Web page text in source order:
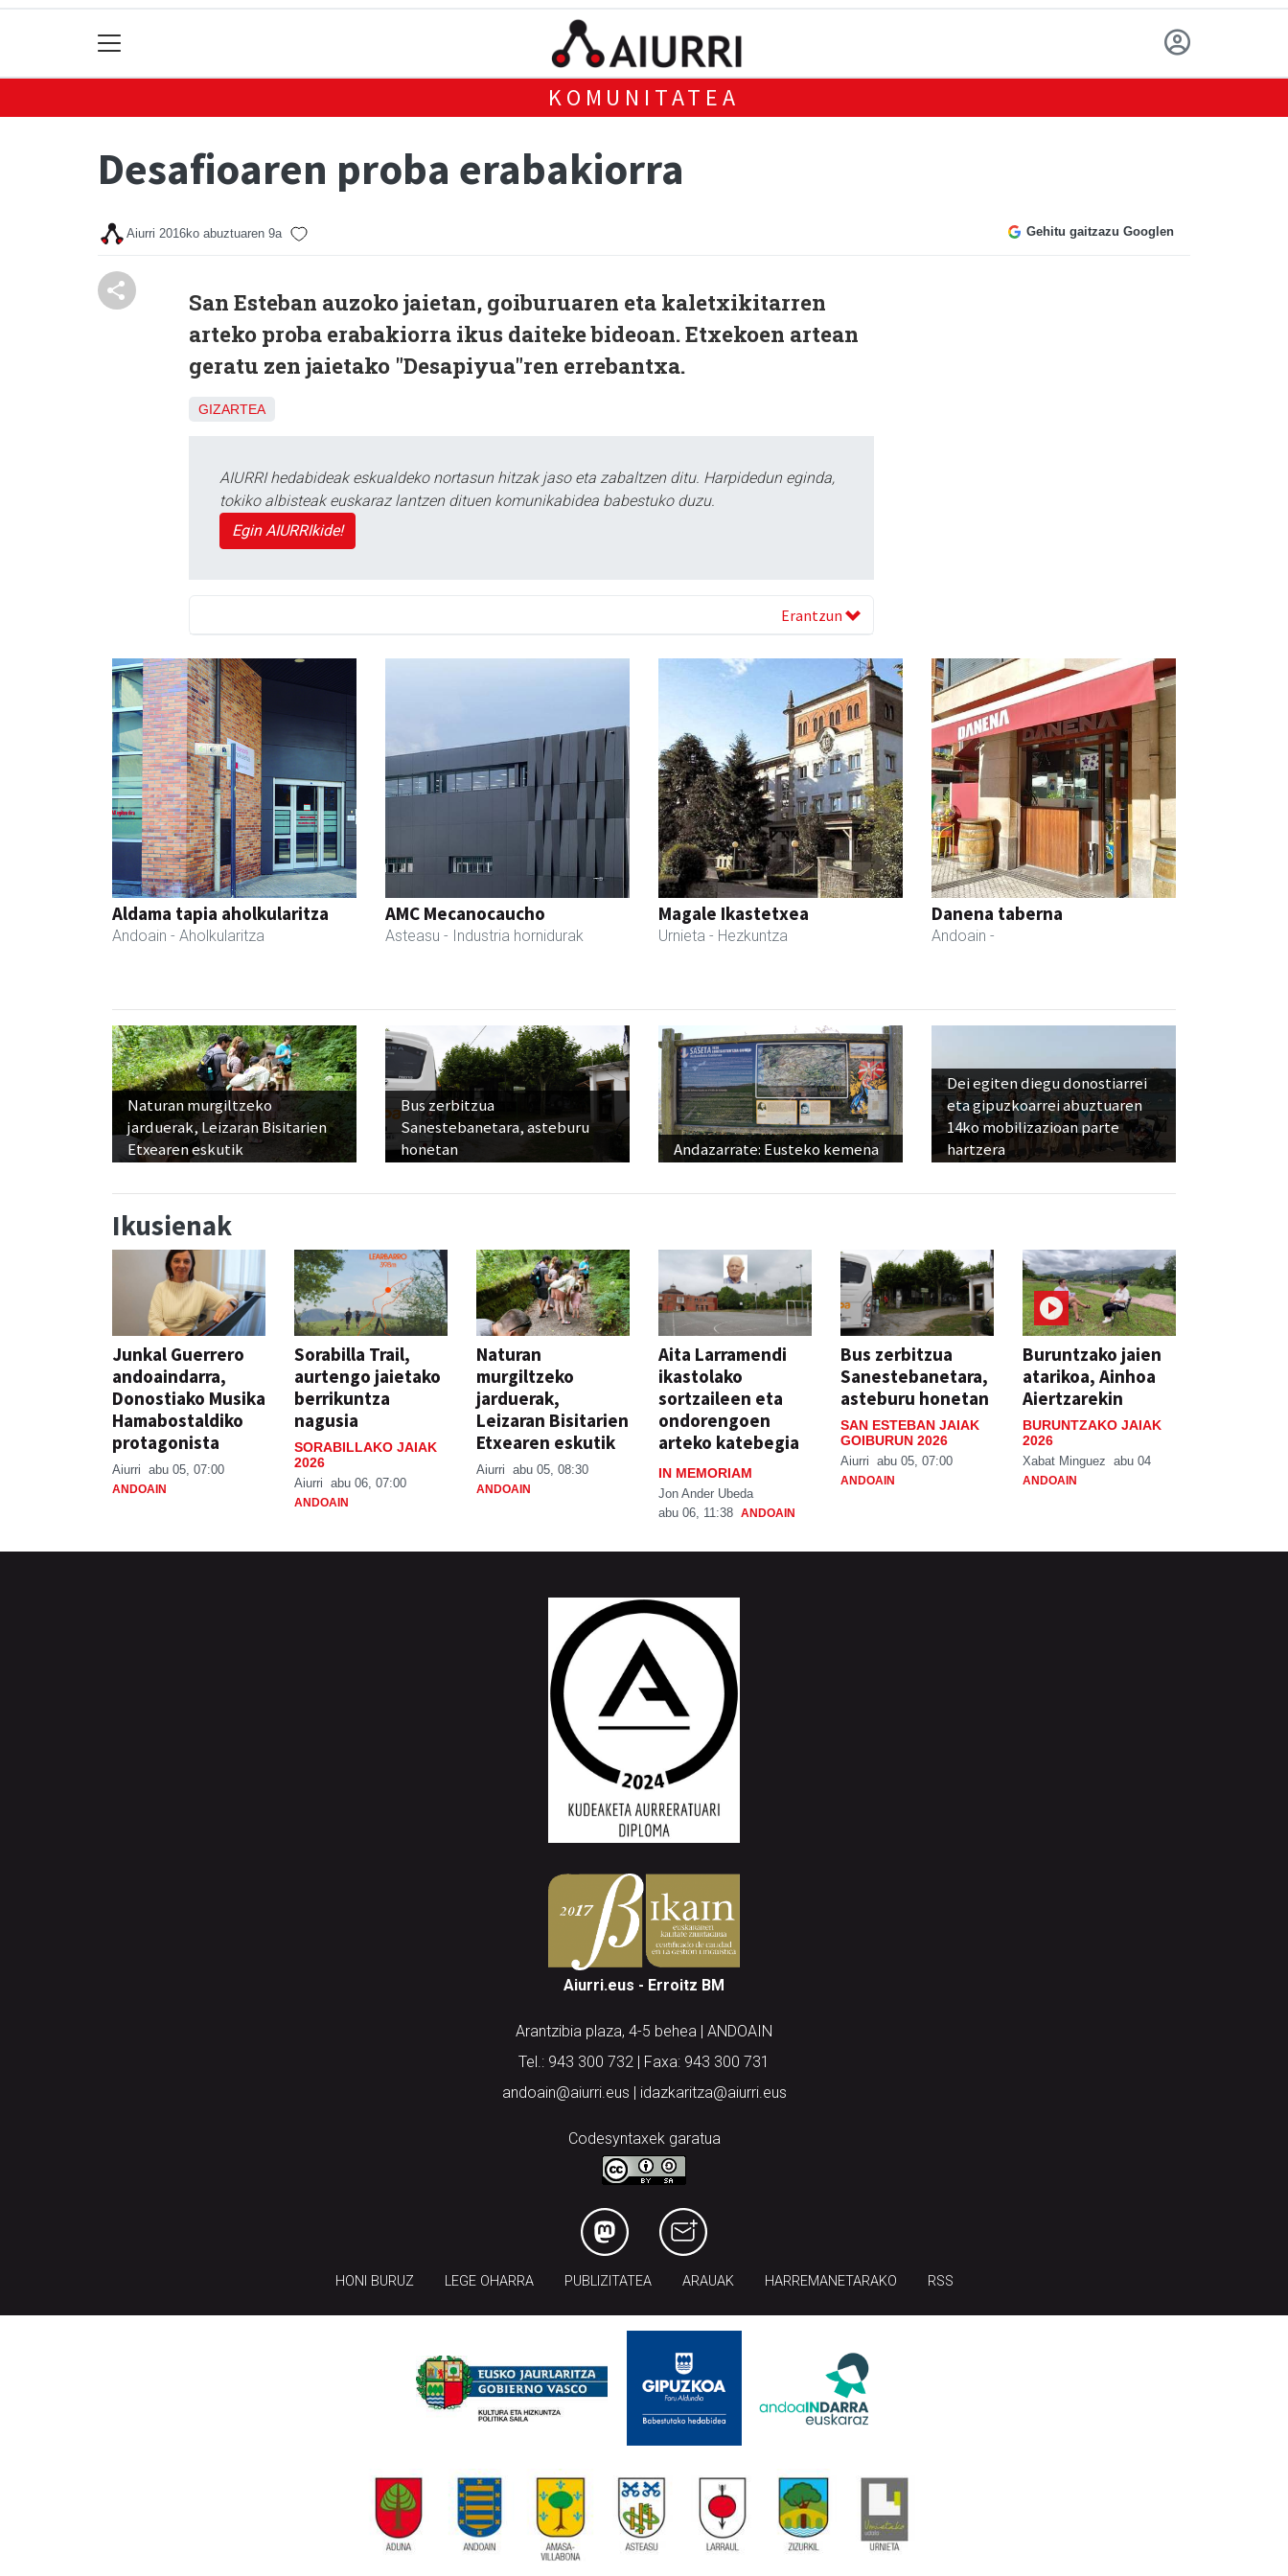
KOMUNITATEA
Desafioaren proba erabakiorra
Aiurri 2016ko abuztuaren 9a Gehitu gaitzazu Googlen
San Esteban auzoko jaietan, goiburuaren eta kaletxikitarren
arteko proba erabakiorra ikus daiteke bideoan. Etxekoen artean
geratu zen jaietako "Desapiyua"ren errebantxa.
GIZARTEA
AIURRI hedabideak eskualdeko nortasun hitzak jaso eta zabaltzen ditu. Harpidedun eginda,
tokiko albisteak euskaraz lantzen dituen komunikabidea babestuko duzu.
Egin AIURRIkide!
Erantzun
Aldama tapia aholkularitza
Andoain - Aholkularitza
AMC Mecanocaucho
Asteasu - Industria hornidurak
Magale Ikastetxea
Urnieta - Hezkuntza
Danena taberna
Andoain -
Naturan murgiltzeko
jarduerak, Leizaran Bisitarien
Etxearen eskutik
Bus zerbitzua
Sanestebanetara, asteburu
honetan
Andazarrate: Eusteko kemena
Dei egiten diegu donostiarrei
eta gipuzkoarrei abuztuaren
14ko mobilizazioan parte
hartzera
Ikusienak
Junkal Guerrero
andoaindarra,
Donostiako Musika
Hamabostaldiko
protagonista
Aiurri abu 05, 07:00
ANDOAIN
Sorabilla Trail,
aurtengo jaietako
berrikuntza
nagusia
SORABILLAKO JAIAK
2026
Aiurri abu 06, 07:00
ANDOAIN
Naturan
murgiltzeko
jarduerak,
Leizaran Bisitarien
Etxearen eskutik
Aiurri abu 05, 08:30
ANDOAIN
Aita Larramendi
ikastolako
sortzaileen eta
ondorengoen
arteko katebegia
IN MEMORIAM
Jon Ander Ubeda
abu 06, 11:38 ANDOAIN
Bus zerbitzua
Sanestebanetara,
asteburu honetan
SAN ESTEBAN JAIAK
GOIBURUN 2026
Aiurri abu 05, 07:00
ANDOAIN
Buruntzako jaien
atarikoa, Ainhoa
Aiertzarekin
BURUNTZAKO JAIAK
2026
Xabat Minguez abu 04
ANDOAIN
Aiurri.eus - Erroitz BM
Arantzibia plaza, 4-5 behea | ANDOAIN
Tel.: 943 300 732 | Faxa: 943 300 731
andoain@aiurri.eus | idazkaritza@aiurri.eus
Codesyntaxek garatua
HONI BURUZ LEGE OHARRA PUBLIZITATEA ARAUAK HARREMANETARAKO RSS